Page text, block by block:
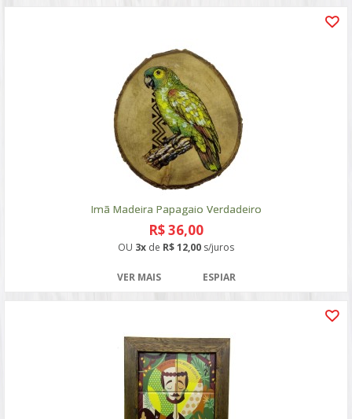
Imã Madeira Papagaio Verdadeiro
R$ 36,00
OU 3x de R$ 12,00 s/juros
VER MAIS ESPIAR